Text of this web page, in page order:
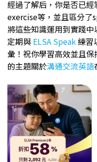
經過了解后，你是否已
exercise等，並且區分
將這些知識運用到實踐
定期與 ELSA Speak練習
彙！祝你學習高效並且
的主題關於溝通交流英語